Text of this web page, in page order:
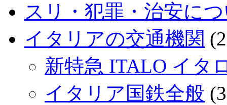
スリ・犯罪・治安に
イタリアの交通機関
新特急 ITALO イタ
イタリア国鉄全般